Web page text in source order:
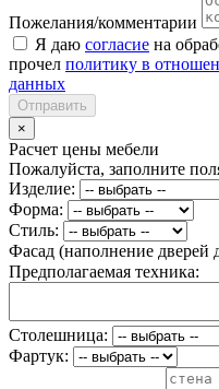
Пожелания/комментарии
Я даю согласие на
прочел политику в
данных
Отправить
×
Расчет цены мебели
Пожалуйста, заполните
Изделие:
Форма:
Стиль:
Фасад (наполнение дверей
Предполагаемая техника:
Столешница:
Фартук: